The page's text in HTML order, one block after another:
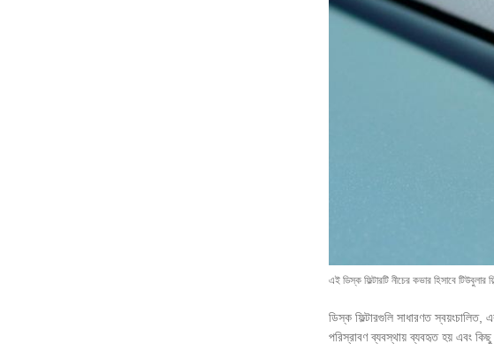
এই ডিস্ক ফিল্টারটি নীচের কভার হিসাবে টিউবুলার
ডিস্ক ফিল্টারগুলি সাধারণত
পরিস্রাবণ ব্যবস্থায় ব্যবহৃত হয় এবং কিছু